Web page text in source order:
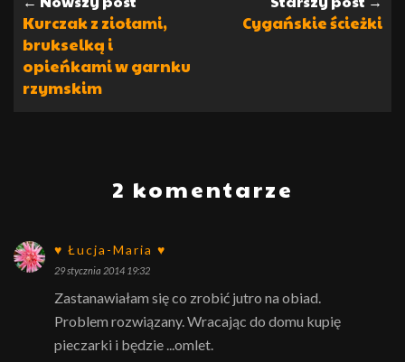
Kurczak z ziołami,
brukselką i
opieńkami w garnku
rzymskim
Cygańskie ścieżki
2 komentarze
♥ Łucja-Maria ♥
29 stycznia 2014 19:32
Zastanawiałam się co zrobić jutro na obiad.
Problem rozwiązany. Wracając do domu kupię
pieczarki i będzie ...omlet.